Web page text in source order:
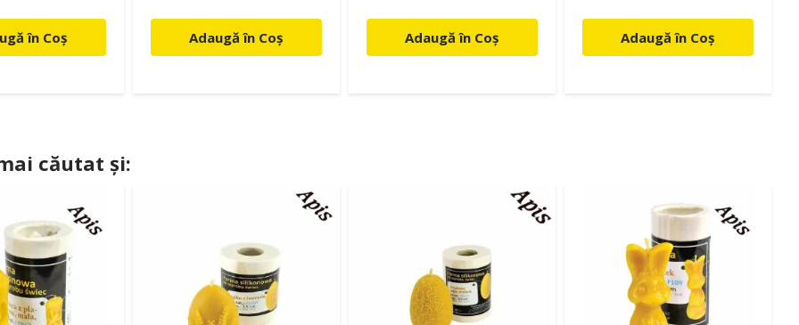
în Coș Adaugă în Coș Adaugă în Coș Adaugă în Coș
căutat și: